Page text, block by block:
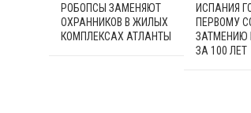
РОБОПСЫ ЗАМЕНЯЮТ
ОХРАННИКОВ В ЖИЛЫХ
КОМПЛЕКСАХ АТЛАНТЫ
ИСПАНИЯ
ПЕРВОМУ
ЗАТМЕНИЮ
ЗА 100 ЛЕТ